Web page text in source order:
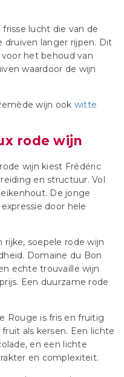
lucht die van de
druiven langer rijpen. Dit
het behoud van
waardoor de wijn
wijn ook witte
rode wijn
wijn kiest Frédéric
en structuur. Vol
De jonge
door hele
rijke, soepele rode wijn
Domaine du Bon
echte trouvaille wijn
Een duurzame rode
Rouge is fris en fruitig
als kersen. Een lichte
en een lichte
en complexiteit.